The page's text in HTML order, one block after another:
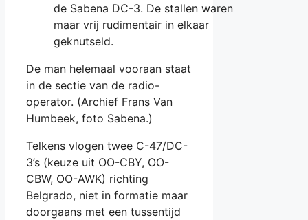
de Sabena DC-3. De stallen waren
maar vrij rudimentair in elkaar
geknutseld.
De man helemaal vooraan staat
in de sectie van de radio-
operator. (Archief Frans Van
Humbeek, foto Sabena.)
Telkens vlogen twee C-47/DC-
3’s (keuze uit OO-CBY, OO-
CBW, OO-AWK) richting
Belgrado, niet in formatie maar
doorgaans met een tussentijd